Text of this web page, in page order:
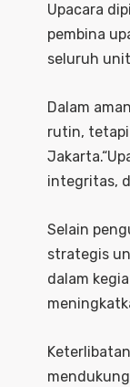
Upacara
pembina
seluruh
Dalam
rutin, tetapi
integritas,
Selain
strategis
dalam